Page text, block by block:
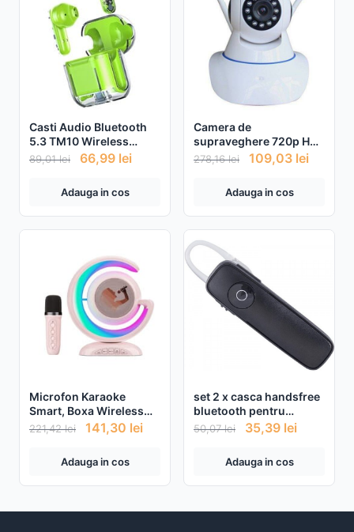
Casti Audio Bluetooth
5.3 TM10 Wireless
Transparent
89,01lei 66,99 lei
Adauga in cos
Camera de
supraveghere 720p HD
IP Wireless P2P
278,16lei 109,03 lei
Adauga in cos
Microfon Karaoke
Smart, Boxa Wireless
Cu Lumina RGB Led,
Copii / Adulti, Kit 2 in 1,
221,42lei 141,30 lei
Adauga in cos
set 2 x casca handsfree
bluetooth pentru
smartphone
50,07lei 35,39 lei
Adauga in cos